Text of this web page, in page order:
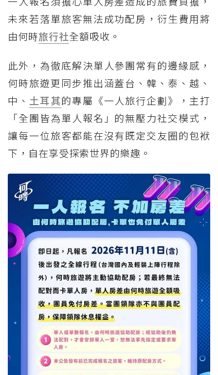
未來若落單旅客無法成功配房，衍生費用將
由何時旅行社全額吸收。
此外，為徹底解決單人參團常有的邊緣感，
何時旅遊更同步推出涵蓋台、韓、泰、越、
中、 土耳其的專屬《一人旅行企劃》，主打
「全團皆為單人報名」的無壓力社交模式，
讓每一位旅客都能在沒有既定交友圈的包袱
下，自在享受探索世界的樂趣。